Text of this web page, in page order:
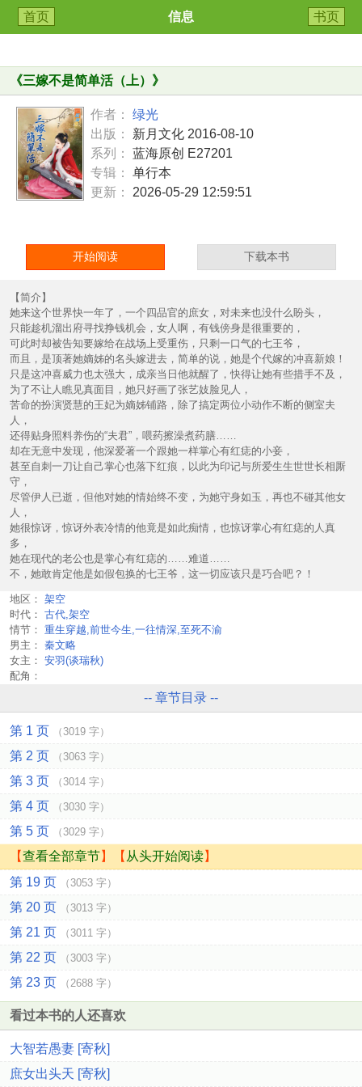
首页 信息 书页
《三嫁不是简单活（上） 》
作者：
绿光
出版：
新月文化 2016-08-10
系列：
蓝海原创 E27201
专辑：
单行本
更新：
2026-05-29 12:59:51
开始阅读 下载本书
【简介】
她来这个世界快一年了，一个四品官的庶女，对未来也没什么盼头，
只能趁机溜出府寻找挣钱机会，女人啊，有钱傍身是很重要的，
可此时却被告知要嫁给在战场上受重伤，只剩一口气的七王爷，
而且，是顶著她嫡姊的名头嫁进去，简单的说，她是个代嫁的冲喜新娘！
只是这冲喜威力也太强大，成亲当日他就醒了，快得让她有些措手不及，
为了不让人瞧见真面目，她只好画了张艺妓脸见人，
苦命的扮演贤慧的王妃为嫡姊铺路，除了搞定两位小动作不断的侧室夫
人，
还得贴身照料养伤的“夫君”，喂药擦澡煮药膳……
却在无意中发现，他深爱著一个跟她一样掌心有红痣的小妾，
甚至自刺一刀让自己掌心也落下红痕，以此为印记与所爱生生世世长相厮
守，
尽管伊人已逝，但他对她的情始终不变，为她守身如玉，再也不碰其他女
人，
她很惊讶，惊讶外表冷情的他竟是如此痴情，也惊讶掌心有红痣的人真
多，
她在现代的老公也是掌心有红痣的……难道……
不，她敢肯定他是如假包换的七王爷，这一切应该只是巧合吧？！
地区： 架空
时代： 古代,架空
情节： 重生穿越,前世今生,一往情深,至死不渝
男主： 秦文略
女主： 安羽(谈瑞秋)
配角：
-- 章节目录 --
第 1 页 （3019 字）
第 2 页 （3063 字）
第 3 页 （3014 字）
第 4 页 （3030 字）
第 5 页 （3029 字）
【查看全部章节】【 从头开始阅读】
第 19 页
（3053 字）
第 20 页 （3013 字）
第 21 页 （3011 字）
第 22 页 （3003 字）
第 23 页 （2688 字）
看过本书的人还喜欢
大智若愚妻 [寄秋]
庶女出头天 [寄秋]